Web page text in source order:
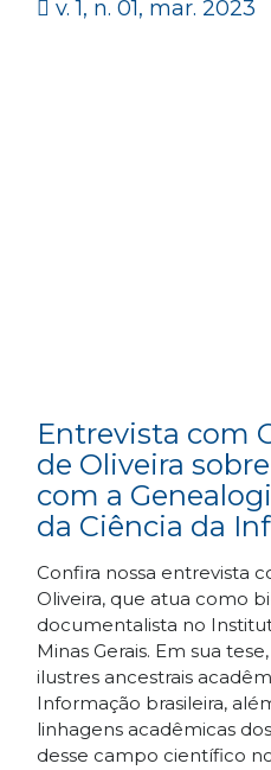
v. 1, n. 01, mar. 2023
Entrevista com
de Oliveira
com a
da Ciência da
Confira nossa entrevista
Oliveira, que atua como
documentalista no
Minas Gerais. Em sua
ilustres ancestrais
Informação brasileira,
linhagens acadêmicas
desse campo científico